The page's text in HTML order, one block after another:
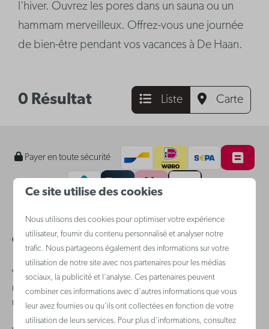
l'hiver. Ouvrez les pores dans un sauna ou un
hammam merveilleux. Offrez-vous une journée
de bien-être pendant vos vacances à De Haan.
0 Résultat Liste Carte
Payer en toute sécurité
Questions fréquemment posées
Vous avez une question ? Dans ce cas, n'hésitez pas à consulter
notreservice clientèleoù vous trouverez, nous l'espérons, une
réponse rapide
Ce site utilise des cookies
Nous utilisons des cookies pour optimiser votre expérience
utilisateur, fournir du contenu personnalisé et analyser notre
trafic. Nous partageons également des informations sur votre
utilisation de notre site avec nos partenaires pour les médias
sociaux, la publicité et l'analyse. Ces partenaires peuvent
combiner ces informations avec d'autres informations que vous
leur avez fournies ou qu'ils ont collectées en fonction de votre
utilisation de leurs services. Pour plus d'informations, consultez